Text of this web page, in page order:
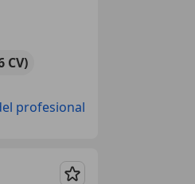
CV)
profesional